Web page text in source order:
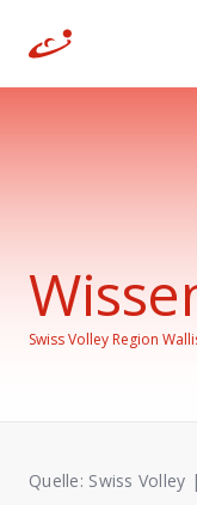
Swiss Volley Region
Quelle: Swiss Volley |